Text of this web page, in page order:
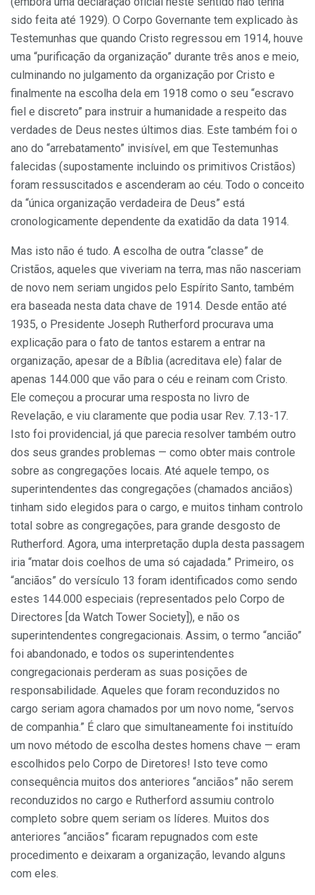
sido feita até 1929). O Corpo Governante tem explicado às
Testemunhas que quando Cristo regressou em 1914, houve
uma “purificação da organização” durante três anos e meio,
culminando no julgamento da organização por Cristo e
finalmente na escolha dela em 1918 como o seu “escravo
fiel e discreto” para instruir a humanidade a respeito das
verdades de Deus nestes últimos dias. Este também foi o
ano do “arrebatamento” invisível, em que Testemunhas
falecidas (supostamente incluindo os primitivos Cristãos)
foram ressuscitados e ascenderam ao céu. Todo o conceito
da “única organização verdadeira de Deus” está
cronologicamente dependente da exatidão da data 1914.
Mas isto não é tudo. A escolha de outra “classe” de
Cristãos, aqueles que viveriam na terra, mas não nasceriam
de novo nem seriam ungidos pelo Espírito Santo, também
era baseada nesta data chave de 1914. Desde então até
1935, o Presidente Joseph Rutherford procurava uma
explicação para o fato de tantos estarem a entrar na
organização, apesar de a Bíblia (acreditava ele) falar de
apenas 144.000 que vão para o céu e reinam com Cristo.
Ele começou a procurar uma resposta no livro de
Revelação, e viu claramente que podia usar Rev. 7.13-17.
Isto foi providencial, já que parecia resolver também outro
dos seus grandes problemas — como obter mais controle
sobre as congregações locais. Até aquele tempo, os
superintendentes das congregações (chamados anciãos)
tinham sido elegidos para o cargo, e muitos tinham controlo
total sobre as congregações, para grande desgosto de
Rutherford. Agora, uma interpretação dupla desta passagem
iria “matar dois coelhos de uma só cajadada.” Primeiro, os
“anciãos” do versículo 13 foram identificados como sendo
estes 144.000 especiais (representados pelo Corpo de
Directores [da Watch Tower Society]), e não os
superintendentes congregacionais. Assim, o termo “ancião”
foi abandonado, e todos os superintendentes
congregacionais perderam as suas posições de
responsabilidade. Aqueles que foram reconduzidos no
cargo seriam agora chamados por um novo nome, “servos
de companhia.” É claro que simultaneamente foi instituído
um novo método de escolha destes homens chave — eram
escolhidos pelo Corpo de Diretores! Isto teve como
consequência muitos dos anteriores “anciãos” não serem
reconduzidos no cargo e Rutherford assumiu controlo
completo sobre quem seriam os líderes. Muitos dos
anteriores “anciãos” ficaram repugnados com este
procedimento e deixaram a organização, levando alguns
com eles.